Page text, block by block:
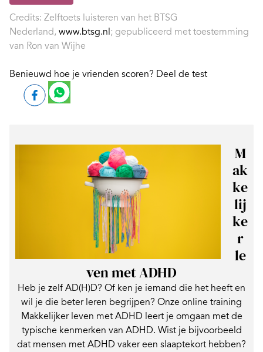
Credits: Zelftoets luisteren van het BTSG
Nederland, www.btsg.nl; gepubliceerd met toestemming
van Ron van Wijhe
Benieuwd hoe je vrienden scoren? Deel de test
M
ak
ke
lij
ke
r
le
ven met ADHD
Heb je zelf AD(H)D? Of ken je iemand die het heeft en
wil je die beter leren begrijpen? Onze online training
Makkelijker leven met ADHD leert je omgaan met de
typische kenmerken van ADHD. Wist je bijvoorbeeld
dat mensen met ADHD vaker een slaaptekort hebben?